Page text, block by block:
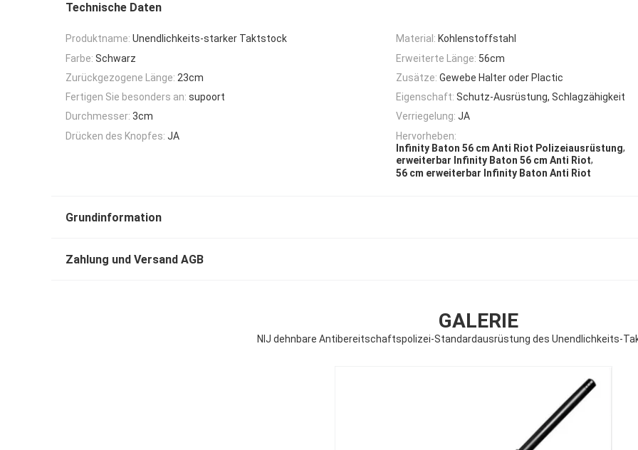
Technische Daten
Produktname: Unendlichkeits-starker Taktstock Material: Kohlenstoffstahl
Farbe: Schwarz Erweiterte Länge: 56cm
Zurückgezogene Länge: 23cm Zusätze: Gewebe Halter oder Plactic
Fertigen Sie besonders an: supoort Eigenschaft: Schutz-Ausrüstung, Schlagzähigkeit
Durchmesser: 3cm Verriegelung: JA
Drücken des Knopfes: JA
Hervorheben:
Infinity Baton 56 cm Anti Riot Polizeiausrüstung,
erweiterbar Infinity Baton 56 cm Anti Riot,
56 cm erweiterbar Infinity Baton Anti Riot
Grundinformation
Zahlung und Versand AGB
GALERIE
NIJ dehnbare Antibereitschaftspolizei-Standardausrüstung des Unendlichkeits-